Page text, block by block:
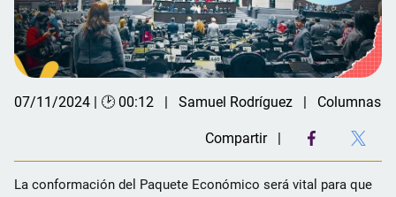
07/11/2024 | 🕑 00:12 Samuel Rodríguez Columnas
Compartir
La conformación del Paquete Económico será vital para que